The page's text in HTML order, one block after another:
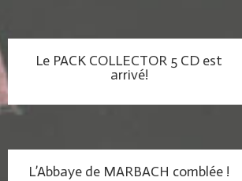
Le PACK COLLECTOR 5 CD est
arrivé!
L’Abbaye de MARBACH comblée !